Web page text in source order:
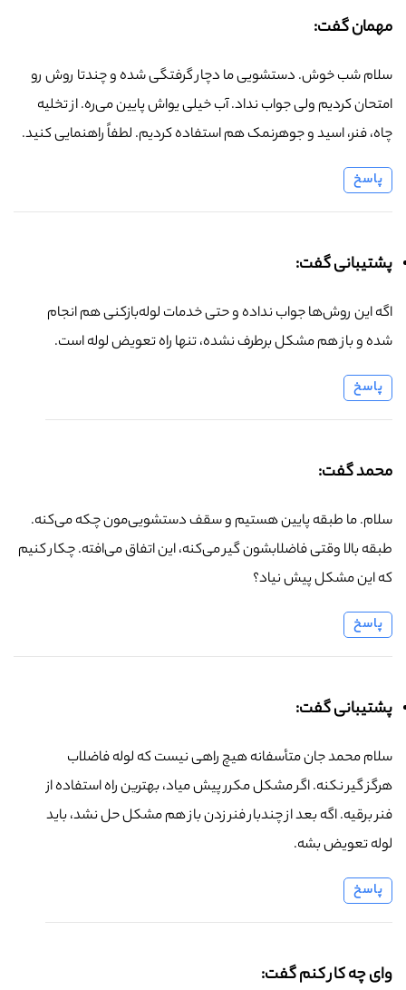
مهمان گفت:
سلام شب خوش. دستشویی ما دچار گرفتگی شده و چندتا روش رو
امتحان کردیم ولی جواب نداد. آب خیلی یواش پایین می‌ره. از تخلیه
چاه، فنر، اسید و جوهرنمک هم استفاده کردیم. لطفاً راهنمایی کنید.
پاسخ
پشتیبانی گفت:
اگه این روش‌ها جواب نداده و حتی خدمات لوله‌بازکنی هم انجام
شده و باز هم مشکل برطرف نشده، تنها راه تعویض لوله است.
پاسخ
محمد گفت:
سلام. ما طبقه پایین هستیم و سقف دستشویی‌مون چکه می‌کنه.
طبقه بالا وقتی فاضلابشون گیر می‌کنه، این اتفاق می‌افته. چکار کنیم
که این مشکل پیش نیاد؟
پاسخ
پشتیبانی گفت:
سلام محمد جان متأسفانه هیچ راهی نیست که لوله فاضلاب
هرگز گیر نکنه. اگر مشکل مکرر پیش میاد، بهترین راه استفاده از
فنر برقیه. اگه بعد از چندبار فنر زدن باز هم مشکل حل نشد، باید
لوله تعویض بشه.
پاسخ
وای چه کار کنم گفت: